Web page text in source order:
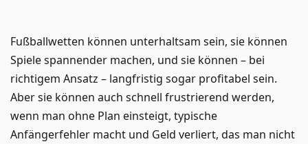
Fußballwetten können unterhaltsam sein, sie können
Spiele spannender machen, und sie können – bei
richtigem Ansatz – langfristig sogar profitabel sein.
Aber sie können auch schnell frustrierend werden,
wenn man ohne Plan einsteigt, typische
Anfängerfehler macht und Geld verliert, das man nicht